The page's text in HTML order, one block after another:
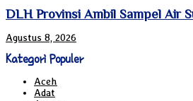
DLH Provinsi Ambil Sampel Air
Agustus 8, 2026
Kategori Populer
Aceh
Adat